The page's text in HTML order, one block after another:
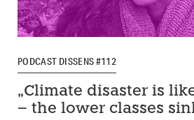
PODCAST DISSENS #112
„Climate disaster is
– the lower classes